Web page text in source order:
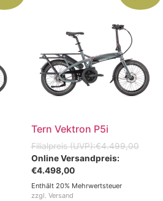
Tern Vektron P5i
€4.499,00
€4.498,00
Enthält 20% Mehrwertsteuer
zzgl. Versand